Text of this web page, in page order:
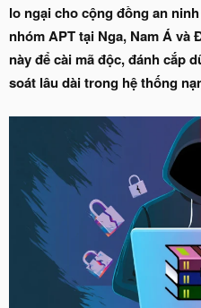
lo ngại cho cộng đồng an
nhóm APT tại Nga, Nam Á
này để cài mã độc, đánh cắp
soát lâu dài trong hệ thống